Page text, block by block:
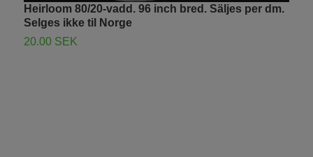
Heirloom 80/20-vadd. 96 inch bred. Säljes per dm.
Selges ikke til Norge
20.00 SEK